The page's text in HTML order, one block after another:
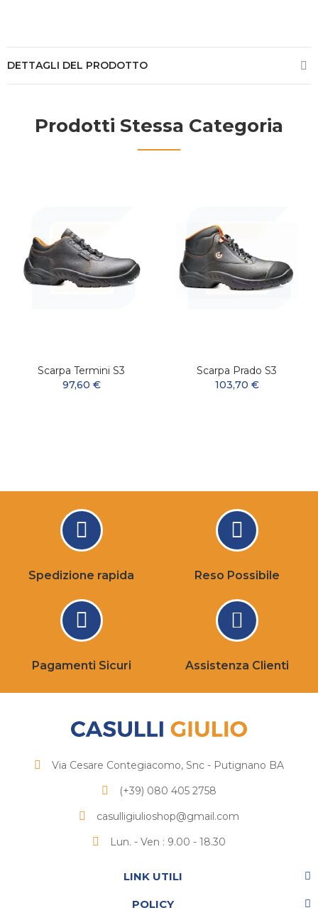
DETTAGLI DEL PRODOTTO
Prodotti Stessa Categoria
Scarpa Termini S3
97,60 €
Scarpa Prado S3
103,70 €
Spedizione rapida Reso Possibile
Pagamenti Sicuri Assistenza Clienti
Via Cesare Contegiacomo, Snc - Putignano BA
(+39) 080 405 2758
casulligiulioshop@gmail.com
Lun. - Ven : 9.00 - 18.30
LINK UTILI
POLICY